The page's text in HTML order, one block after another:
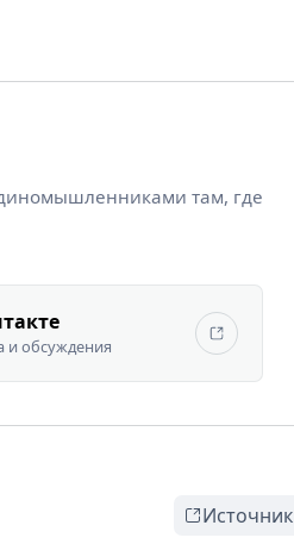
там, где
и обсуждения
Источник